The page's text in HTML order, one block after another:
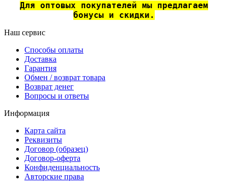
Для оптовых покупателей мы предлагаем
бонусы и скидки.
Наш сервис
Способы оплаты
Доставка
Гарантия
Обмен / возврат товара
Возврат денег
Вопросы и ответы
Информация
Карта сайта
Реквизиты
Договор (образец)
Договор-оферта
Конфиденциальность
Авторские права